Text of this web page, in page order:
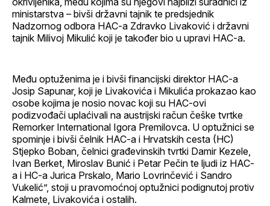
ministarstva – bivši državni tajnik te predsjednik
Nadzornog odbora HAC-a Zdravko Livaković i državni
tajnik Milivoj Mikulić koji je također bio u upravi HAC-a.
Među optuženima je i bivši financijski direktor HAC-a
Josip Sapunar, koji je Livakovića i Mikulića prokazao kao
osobe kojima je nosio novac koji su HAC-ovi
podizvođači uplaćivali na austrijski račun češke tvrtke
Remorker International Igora Premilovca. U optužnici se
spominje i bivši čelnik HAC-a i Hrvatskih cesta (HC)
Stjepko Boban, čelnici građevinskih tvrtki Damir Kezele,
Ivan Berket, Miroslav Bunić i Petar Pečin te ljudi iz HAC-
a i HC-a Jurica Prskalo, Mario Lovrinčević i Sandro
Vukelić”, stoji u pravomoćnoj optužnici podignutoj protiv
Kalmete, Livakovića i ostalih.